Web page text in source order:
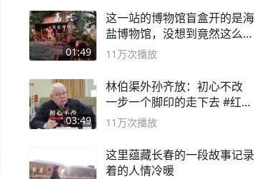
01:49
这一站的博物馆盲盒开的是海
盐博物馆，没想到竟然这么好
逛！
11万次播放
03:49
林伯渠外孙齐放：初心不改
一步一个脚印的走下去 #红船
论坛
11万次播放
这里蕴藏长春的一段故事记录
着的人情冷暖